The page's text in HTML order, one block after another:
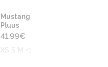
Mustang
Pluus
41.99€
XS S M +1